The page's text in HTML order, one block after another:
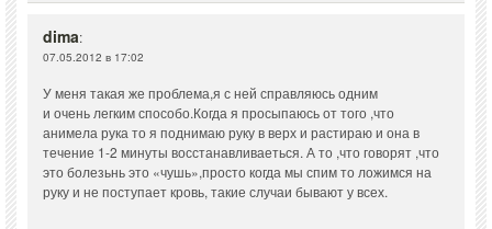
dima:
07.05.2012 в 17:02
У меня такая же проблема,я с ней справляюсь одним
и очень легким способо.Когда я просыпаюсь от того ,что
анимела рука то я поднимаю руку в верх и растираю и она в
течение 1-2 минуты восстанавливаеться. А то ,что говорят ,что
это болезьнь это «чушь»,просто когда мы спим то ложимся на
руку и не поступает кровь, такие случаи бывают у всех.